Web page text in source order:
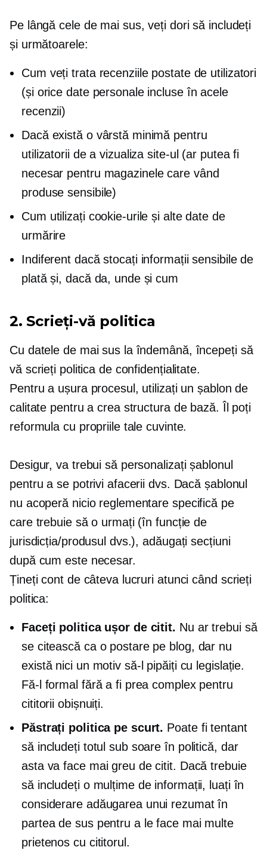
Pe lângă cele de mai sus, veți dori să includeți
și următoarele:
Cum veți trata recenziile postate de utilizatori
(și orice date personale incluse în acele
recenzii)
Dacă există o vârstă minimă pentru
utilizatorii de a vizualiza site-ul (ar putea fi
necesar pentru magazinele care vând
produse sensibile)
Cum utilizați cookie-urile și alte date de
urmărire
Indiferent dacă stocați informații sensibile de
plată și, dacă da, unde și cum
2. Scrieți-vă politica
Cu datele de mai sus la îndemână, începeți să
vă scrieți politica de confidențialitate.
Pentru a ușura procesul, utilizați un șablon de
calitate pentru a crea structura de bază. Îl poți
reformula cu propriile tale cuvinte.
Desigur, va trebui să personalizați șablonul
pentru a se potrivi afacerii dvs. Dacă șablonul
nu acoperă nicio reglementare specifică pe
care trebuie să o urmați (în funcție de
jurisdicția/produsul dvs.), adăugați secțiuni
după cum este necesar.
Țineți cont de câteva lucruri atunci când scrieți
politica:
Faceți politica ușor de citit. Nu ar trebui să
se citească ca o postare pe blog, dar nu
există nici un motiv să-l pipăiți cu legislație.
Fă-l formal fără a fi prea complex pentru
cititorii obișnuiți.
Păstrați politica pe scurt. Poate fi tentant
să includeți totul sub soare în politică, dar
asta va face mai greu de citit. Dacă trebuie
să includeți o mulțime de informații, luați în
considerare adăugarea unui rezumat în
partea de sus pentru a le face mai multe
prietenos cu cititorul.